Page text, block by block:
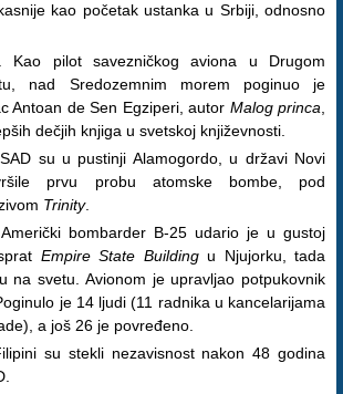
kao početak ustanka u Srbiji, odnosno
pilot savezničkog aviona u Drugom
nad Sredozemnim morem poginuo je
Antoan de Sen Egziperi, autor Malog princa
dečjih knjiga u svetskoj književnosti.
su u pustinji Alamogordo, u državi Novi
prvu probu atomske bombe, pod
Trinity.
bombarder B-25 udario je u gustoj
Empire State Buildingu Njujorku, tada
na svetu. Avionom je upravljao potpukovnik
je 14 ljudi (11 radnika u kancelarijama
a još 26 je povređeno.
su stekli nezavisnost nakon 48 godina